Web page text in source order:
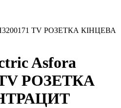
TV РОЗЕТКА КІНЦЕВА
Asfora
TV РОЗЕТКА